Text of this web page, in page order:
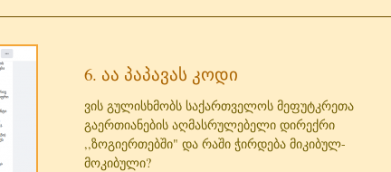
6. აა პაპავას კოდი
ვის გულისხმობს საქართველოს მეფუტკრეთა
გაერთიანების აღმასრულებელი დირექრი
,,ზოგიერთებში" და რაში ჭირდება მიკიბულ-
მოკიბული?